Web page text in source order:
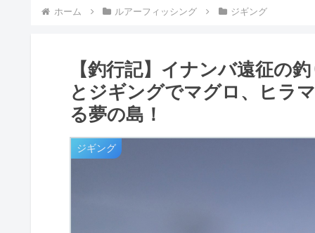
ホーム ルアーフィッシング ジギング
【釣行記】イナンバ遠征の
とジギングでマグロ、ヒラ
る夢の島！
ジギング